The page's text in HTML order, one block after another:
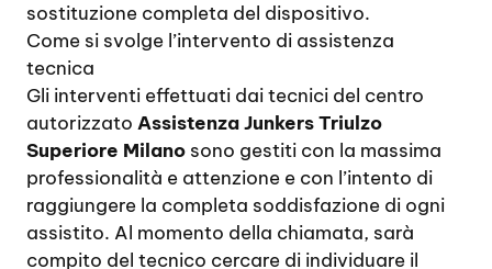
sostituzione completa del dispositivo.
Come si svolge l’intervento di assistenza
tecnica
Gli interventi effettuati dai tecnici del centro
autorizzato Assistenza Junkers Triulzo
Superiore Milano sono gestiti con la massima
professionalità e attenzione e con l’intento di
raggiungere la completa soddisfazione di ogni
assistito. Al momento della chiamata, sarà
compito del tecnico cercare di individuare il